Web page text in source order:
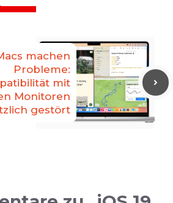
machen
Probleme:
mit
Monitoren
gestört